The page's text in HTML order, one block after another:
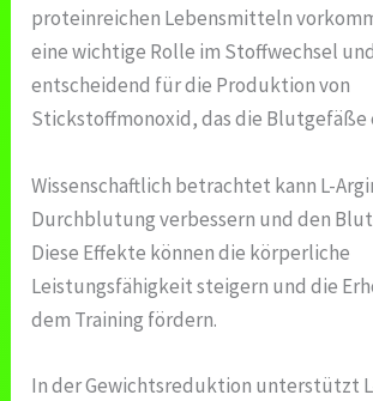
proteinreichen Lebensmitteln
eine wichtige Rolle im Stoffwechsel
entscheidend für die Produktion von
Stickstoffmonoxid, das die
Wissenschaftlich betrachtet kann L-
Durchblutung verbessern und den
Diese Effekte können die körperliche
Leistungsfähigkeit steigern und die
dem Training fördern.
In der Gewichtsreduktion unterstützt